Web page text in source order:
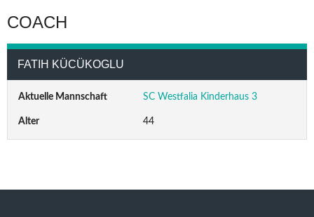
COACH
FATIH KÜCÜKOGLU
Aktuelle Mannschaft SC Westfalia Kinderhaus 3
Alter 44